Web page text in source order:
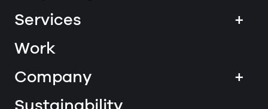
Services
+
Work
Company
+